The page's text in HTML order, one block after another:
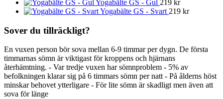
Yogabälte GS - Gul 219 kr
Yogabälte GS - Svart 219 kr
Sover du tillräckligt?
En vuxen person bör sova mellan 6-9 timmar per dygn. De första
timmarnas sömn är viktigast för kroppens och hjärnans
återhämtning. - Var tredje vuxen har sömnproblem - 5% av
befolkningen klarar sig på 6 timmars sömn per natt - På ålderns höst
minskar behovet ytterligare - För lite sömn är skadligt men även att
sova för länge